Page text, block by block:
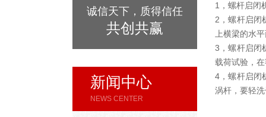
诚信天下，质得信任
共创共赢
新闻中心
NEWS CENTER
1，螺杆启闭
2，螺杆启闭
上横梁的水
3，螺杆启闭
载荷试验，
4，螺杆启闭
涡杆，要轻